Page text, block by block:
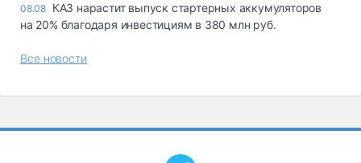
08.08 КАЗ нарастит выпуск стартерных аккумуляторов
на 20% благодаря инвестициям в 380 млн руб.
Все новости